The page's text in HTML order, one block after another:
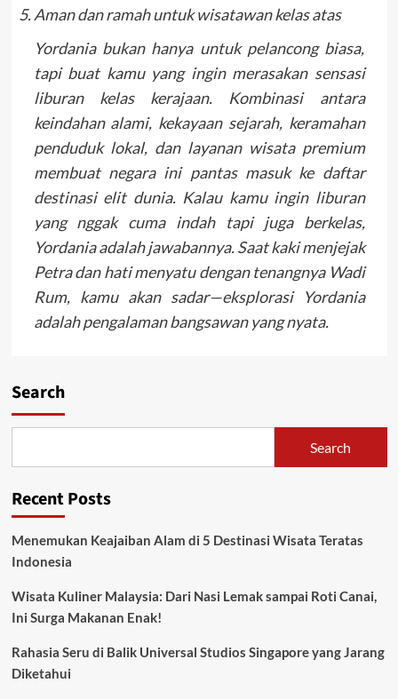
Aman dan ramah untuk wisatawan kelas atas
Yordania bukan hanya untuk pelancong biasa,
tapi buat kamu yang ingin merasakan sensasi
liburan kelas kerajaan. Kombinasi antara
keindahan alami, kekayaan sejarah, keramahan
penduduk lokal, dan layanan wisata premium
membuat negara ini pantas masuk ke daftar
destinasi elit dunia. Kalau kamu ingin liburan
yang nggak cuma indah tapi juga berkelas,
Yordania adalah jawabannya. Saat kaki menjejak
Petra dan hati menyatu dengan tenangnya Wadi
Rum, kamu akan sadar—eksplorasi Yordania
adalah pengalaman bangsawan yang nyata.
Search
Search
Recent Posts
Menemukan Keajaiban Alam di 5 Destinasi Wisata Teratas
Indonesia
Wisata Kuliner Malaysia: Dari Nasi Lemak sampai Roti Canai,
Ini Surga Makanan Enak!
Rahasia Seru di Balik Universal Studios Singapore yang Jarang
Diketahui